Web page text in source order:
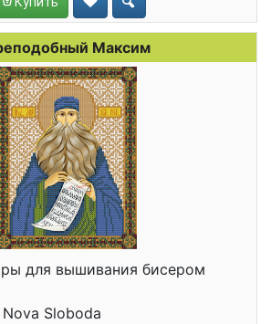
Максим
для вышивания бисером
Sloboda